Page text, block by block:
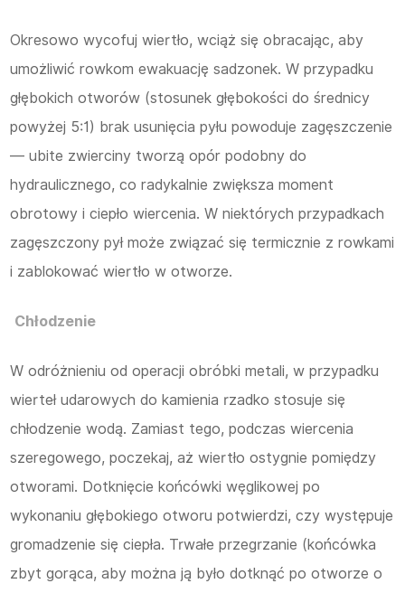
Okresowo wycofuj wiertło, wciąż się obracając, aby
umożliwić rowkom ewakuację sadzonek. W przypadku
głębokich otworów (stosunek głębokości do średnicy
powyżej 5:1) brak usunięcia pyłu powoduje zagęszczenie
— ubite zwierciny tworzą opór podobny do
hydraulicznego, co radykalnie zwiększa moment
obrotowy i ciepło wiercenia. W niektórych przypadkach
zagęszczony pył może związać się termicznie z rowkami
i zablokować wiertło w otworze.
Chłodzenie
W odróżnieniu od operacji obróbki metali, w przypadku
wierteł udarowych do kamienia rzadko stosuje się
chłodzenie wodą. Zamiast tego, podczas wiercenia
szeregowego, poczekaj, aż wiertło ostygnie pomiędzy
otworami. Dotknięcie końcówki węglikowej po
wykonaniu głębokiego otworu potwierdzi, czy występuje
gromadzenie się ciepła. Trwałe przegrzanie (końcówka
zbyt gorąca, aby można ją było dotknąć po otworze o